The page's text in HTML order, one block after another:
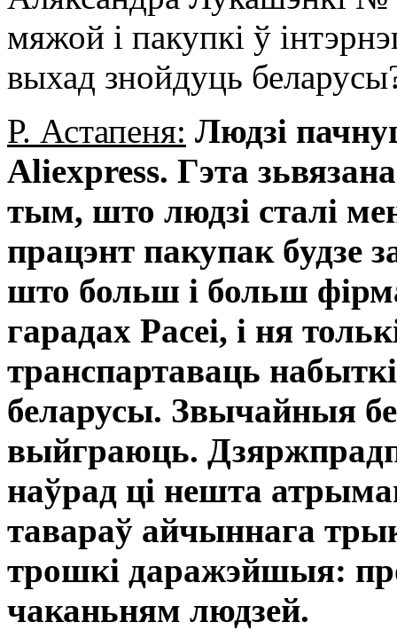
мяжой і пакупкі ў
выхад знойдуць
Р. Астапеня: Людзі
Aliexpress. Гэта
тым, што людзі сталі
працэнт пакупак будзе
што больш і больш
гарадах Расеі, і ня
транспартаваць
беларусы. Звычайныя
выйграюць.
наўрад ці нешта
тавараў айчыннага
трошкі даражэйшыя:
чаканьням людзей.